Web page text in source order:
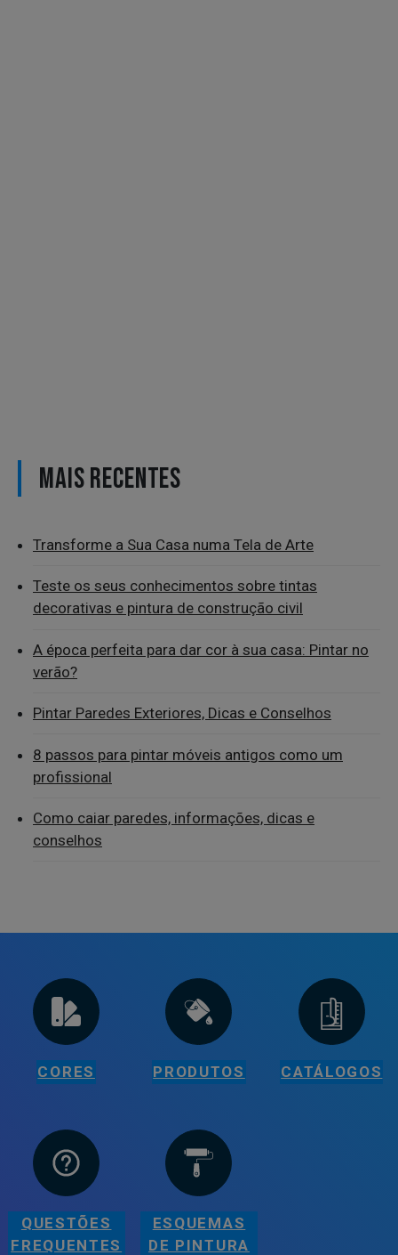
MAIS RECENTES
Transforme a Sua Casa numa Tela de Arte
Teste os seus conhecimentos sobre tintas
decorativas e pintura de construção civil
A época perfeita para dar cor à sua casa: Pintar no
verão?
Pintar Paredes Exteriores, Dicas e Conselhos
8 passos para pintar móveis antigos como um
profissional
Como caiar paredes, informações, dicas e
conselhos
CORES PRODUTOS CATÁLOGOS
QUESTÕES
FREQUENTES
ESQUEMAS
DE PINTURA